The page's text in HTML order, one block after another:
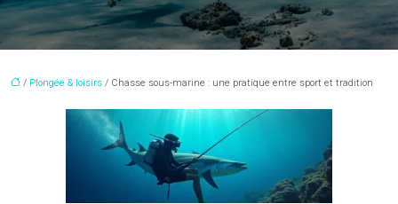
/ Plongée & loisirs/ Chasse sous-marine : une pratique entre sport et tradition